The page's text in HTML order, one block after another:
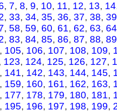
, 7, 8, 9, 10, 11, 12, 13, 14
, 33, 34, 35, 36, 37, 38, 39
, 58, 59, 60, 61, 62, 63, 64
, 83, 84, 85, 86, 87, 88, 89
, 105, 106, 107, 108, 109,
123, 124, 125, 126, 127,
, 141, 142, 143, 144, 145,
, 159, 160, 161, 162, 163,
, 177, 178, 179, 180, 181,
, 195, 196, 197, 198, 199,